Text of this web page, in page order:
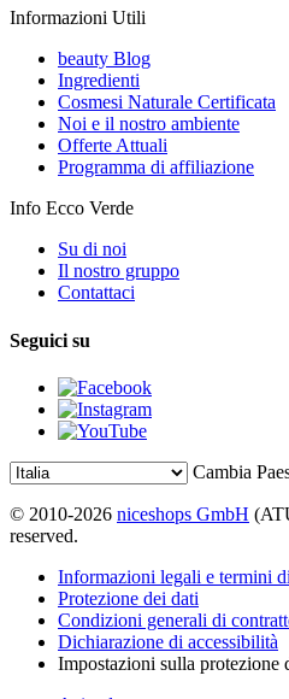
Informazioni Utili
beauty Blog
Ingredienti
Cosmesi Naturale Certificata
Noi e il nostro ambiente
Offerte Attuali
Programma di affiliazione
Info Ecco Verde
Su di noi
Il nostro gruppo
Contattaci
Seguici su
Cambia
© 2010-2026 niceshops GmbH
reserved.
Informazioni legali e termini
Protezione dei dati
Condizioni generali di
Dichiarazione di accessibilità
Impostazioni sulla protezione